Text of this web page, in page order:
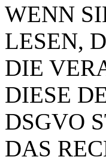
WENN
LESEN,
DIE
DIESE
DSGVO
DAS